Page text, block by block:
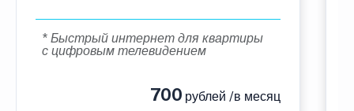
* Быстрый интернет для квартиры
с цифровым телевидением
700 рублей /в месяц